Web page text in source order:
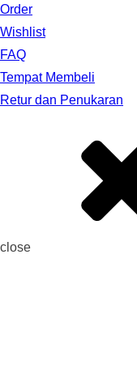
Order
Wishlist
FAQ
Tempat Membeli
Retur dan Penukaran
close